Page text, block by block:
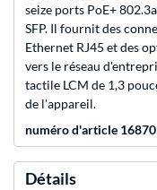
seize ports PoE+
SFP. Il fournit des
Ethernet RJ45 et des
vers le réseau
tactile LCM de 1,3
de l'appareil.
numéro d'article
Détails